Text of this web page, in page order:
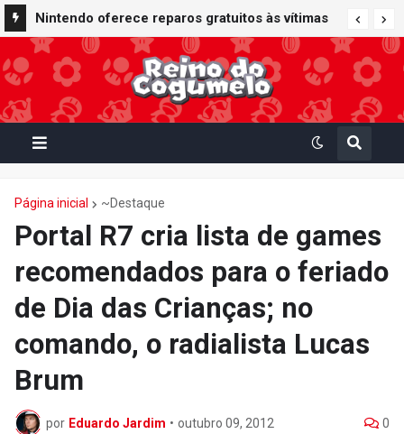
Nintendo oferece reparos gratuitos às vítimas
do terremoto de Kumamoto e doa 50 milhões
de ienes à Cruz Vermelha
Página inicial ~Destaque
Portal R7 cria lista de games
recomendados para o feriado
de Dia das Crianças; no
comando, o radialista Lucas
Brum
por Eduardo Jardim • outubro 09, 2012 0